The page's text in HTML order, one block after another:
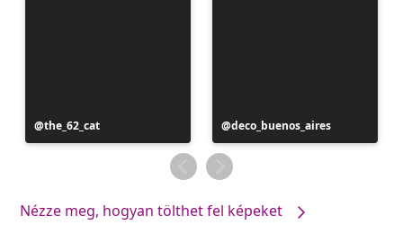
Bejegyzés
közzétevője
the_62_cat
Bejegyzés
közzétevője
deco_buenos_aires
Nézze meg, hogyan tölthet fel képeket